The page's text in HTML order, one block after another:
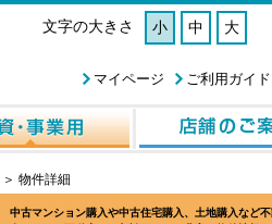
文字の大きさ 小 中 大
ご利用ガイド
マイページ
＞ 物件詳細
中古マンション購入や中古住宅購入、土地購入など